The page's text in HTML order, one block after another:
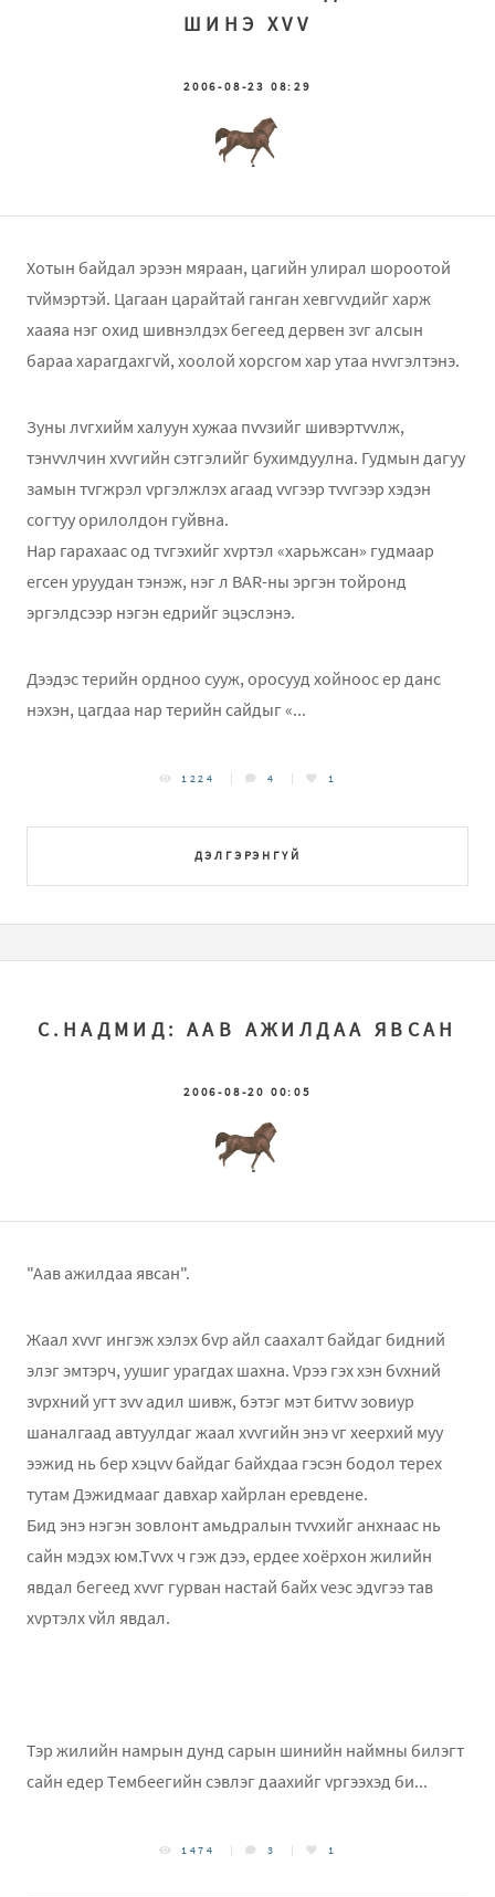
ШИНЭ ХVV
2006-08-23 08:29
Хотын байдал эрээн мяраан, цагийн улирал шороотой
тvймэртэй. Цагаан царайтай ганган хeвгvvдийг харж
хааяа нэг охид шивнэлдэх бeгeeд дeрвeн зvг алсын
бараа харагдахгvй, хоолой хорсгом хар утаа нvvгэлтэнэ.
Зуны лvгхийм халуун хужаа пvvзийг шивэртvvлж,
тэнvvлчин хvvгийн сэтгэлийг бухимдуулна. Гудмын дагуу
замын тvгжрэл vргэлжлэх агаад vvгээр тvvгээр хэдэн
согтуу орилолдон гуйвна.
Нар гарахаас од тvгэхийг хvртэл «харьжсан» гудмаар
eгсeн уруудан тэнэж, нэг л BAR-ны эргэн тойронд
эргэлдсээр нэгэн eдрийг эцэслэнэ.
Дээдэс тeрийн ордноо сууж, оросууд хойноос eр данс
нэхэн, цагдаа нар тeрийн сайдыг «...
ДЭЛГЭРЭНГҮЙ
1224 4 1
С.НАДМИД: ААВ АЖИЛДАА ЯВСАН
2006-08-20 00:05
"Аав ажилдаа явсан".
Жаал хvvг ингэж хэлэх бvр айл саахалт байдаг бидний
элэг эмтэрч, уушиг урагдах шахна. Vрээ гэх хэн бvхний
зvрхний угт зvv адил шивж, бэтэг мэт битvv зовиур
шаналгаад автуулдаг жаал хvvгийн энэ vг хeeрхий муу
ээжид нь бeр хэцvv байдаг байхдаа гэсэн бодол тeрeх
тутам Дэжидмааг давхар хайрлан eрeвдeнe.
Бид энэ нэгэн зовлонт амьдралын тvvхийг анхнаас нь
сайн мэдэх юм.Тvvх ч гэж дээ, ердee хоёрхон жилийн
явдал бeгeeд хvvг гурван настай байх vеэс эдvгээ тав
хvртэлх vйл явдал.
Тэр жилийн намрын дунд сарын шинийн наймны билэгт
сайн eдeр Тeмбeeгийн сэвлэг даахийг vргээхэд би...
1474 3 1